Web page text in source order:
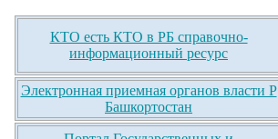
КТО есть КТО в РБ справочно-
информационный ресурс
Электронная приемная органов власти Р
Башкортостан